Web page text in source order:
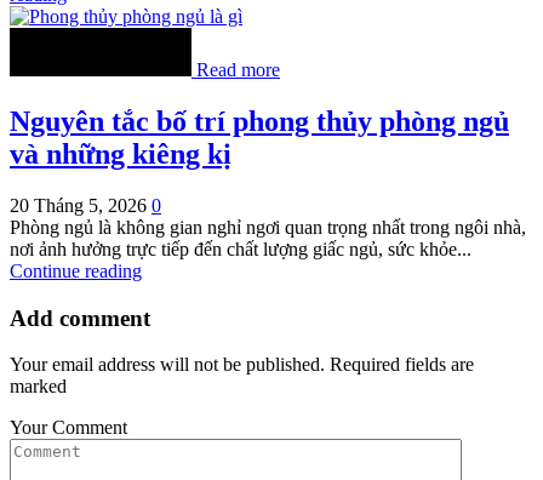
Read more
Nguyên tắc bố trí phong thủy phòng ngủ
và những kiêng kị
20 Tháng 5, 2026 0
Phòng ngủ là không gian nghỉ ngơi quan trọng nhất trong ngôi nhà,
nơi ảnh hưởng trực tiếp đến chất lượng giấc ngủ, sức khỏe...
Continue reading
Add comment
Your email address will not be published. Required fields are
marked
Your Comment